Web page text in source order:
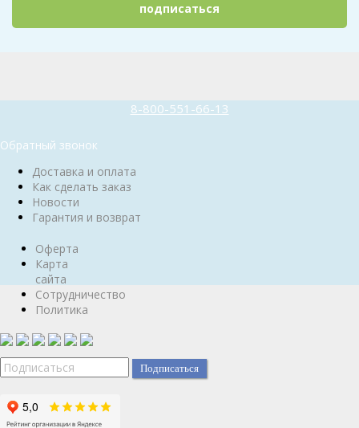
подписаться
8-800-551-66-13
Обратный звонок
Доставка и оплата
Как сделать заказ
Новости
Гарантия и возврат
Оферта
Карта
сайта
Сотрудничество
Политика